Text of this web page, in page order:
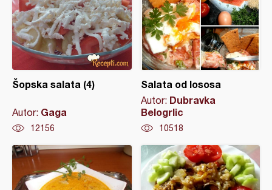
Šopska salata (4)
Autor: Gaga
12156
Salata od lososa
Autor: Dubravka
Belogrlic
10518